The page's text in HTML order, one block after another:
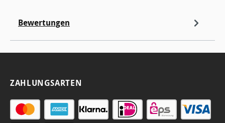
Bewertungen
ZAHLUNGSARTEN